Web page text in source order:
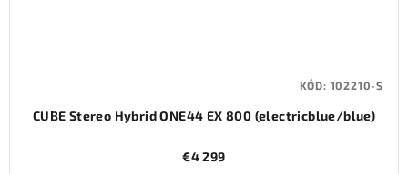
CUBE Stereo Hybrid ONE44 EX 800 (electricblue/blue)
€4 299
KÓD: 102210-S